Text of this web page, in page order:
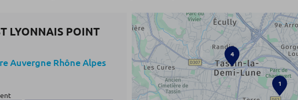
LYONNAIS POINT
Auvergne Rhône Alpes
4
1